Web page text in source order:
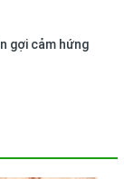
gợi cảm hứng